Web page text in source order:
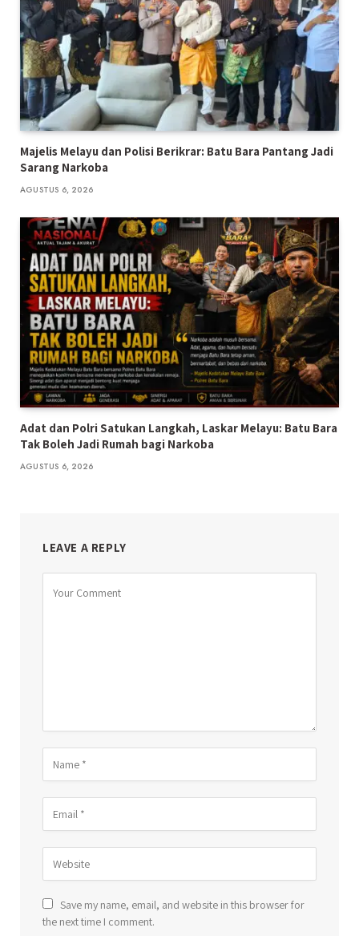
Majelis Melayu dan Polisi Berikrar: Batu Bara Pantang Jadi
Sarang Narkoba
AGUSTUS 6, 2026
Adat dan Polri Satukan Langkah, Laskar Melayu: Batu Bara
Tak Boleh Jadi Rumah bagi Narkoba
AGUSTUS 6, 2026
LEAVE A REPLY
Save my name, email, and website in this browser for
the next time I comment.